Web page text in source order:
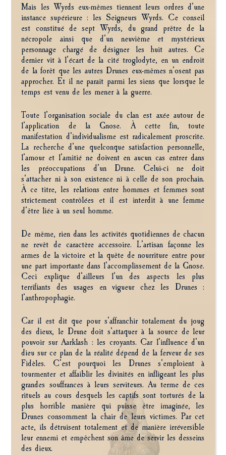
Mais les Wyrds eux-mêmes tiennent leurs ordres d’une
instance supérieure : les Seigneurs Wyrds. Ce conseil
est constitué de sept Wyrds, du grand prêtre de la
nécropole ainsi que d’un neuvième et mystérieux
personnage chargé de désigner les huit autres. Ce
dernier vit à l’écart de la cité troglodyte, en un endroit
de la forêt que les autres Drunes eux-mêmes n’osent pas
approcher. Et il ne paraît parmi les siens que lorsque le
temps est venu de les mener à la guerre.
Toute l’organisation sociale du clan est axée autour de
l’application de la Gnose. À cette fin, toute
manifestation d’individualisme est radicalement proscrite.
La recherche d’une quelconque satisfaction personnelle,
l’amour et l’amitié ne doivent en aucun cas entrer dans
les préoccupations d’un Drune. Celui-ci ne doit
s’attacher ni à son existence ni à celle de son prochain.
À ce titre, les relations entre hommes et femmes sont
strictement contrôlées et il est interdit à une femme
d’être liée à un seul homme.
De même, rien dans les activités quotidiennes de chacun
ne revêt de caractère accessoire. L’artisan façonne les
armes de la victoire et la quête de nourriture entre pour
une part importante dans l’accomplissement de la Gnose.
Ceci explique d’ailleurs l’un des aspects les plus
terrifiants des usages en vigueur chez les Drunes :
l’anthropophagie.
Car il est dit que pour s’affranchir totalement du joug
des dieux, le Drune doit s’attaquer à la source de leur
pouvoir sur Aarklash : les croyants. Car l’influence d’un
dieu sur ce plan de la réalité dépend de la ferveur de ses
Fidèles. C’est pourquoi les Drunes s’emploient à
tourmenter et affaiblir les divinités en infligeant les plus
grandes souffrances à leurs serviteurs. Au terme de ces
rituels au cours desquels les captifs sont torturés de la
plus horrible manière qui puisse être imaginée, les
Drunes consomment la chair de leurs victimes. Par cet
acte, ils détruisent totalement et de manière irréversible
leur ennemi et empêchent son âme de servir les desseins
des dieux.